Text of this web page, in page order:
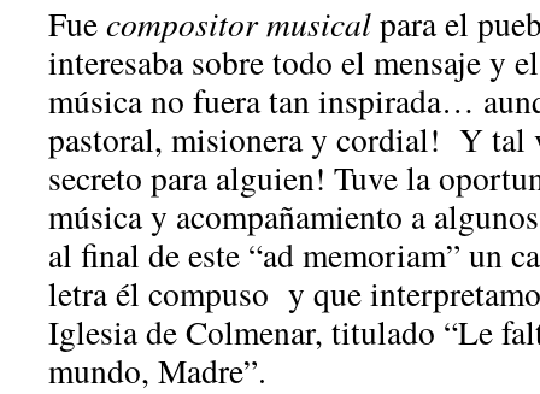
Fuecompositor musicalpara el
interesaba sobre todo el mensaje y
música no fuera tan inspirada…
pastoral, misionera y cordial! Y tal
secreto para alguien! Tuve la
música y acompañamiento a
al final de este “ad memoriam” un
letra él compuso y que
Iglesia de Colmenar, titulado “Le
mundo, Madre”.